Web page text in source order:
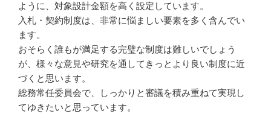
ように、対象設計金額を高く設定しています。
入札・契約制度は、非常に悩ましい要素を多く含んでい
ます。
おそらく誰もが満足する完璧な制度は難しいでしょう
が、様々な意見や研究を通してきっとより良い制度に近
づくと思います。
総務常任委員会で、しっかりと審議を積み重ねて実現し
てゆきたいと思っています。